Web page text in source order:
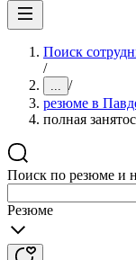
Поиск
/
... /
резюме в
полная
Поиск по резюме и
Резюме